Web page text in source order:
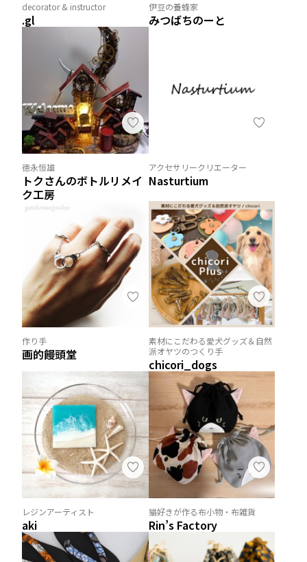
decorator & instructor
.gl
伊豆の養蜂家
みつばちのーと
徳永恒雄
トクさんのボトルリメイ
ク工房
アクセサリークリエーター
Nasturtium
作り手
画的饅頭堂
素材にこだわる愛犬グッズ＆自然
派オヤツのつくり手
chicori_dogs
レジンアーティスト
aki
猫好きが作る布小物・布雑貨
Rin’s Factory